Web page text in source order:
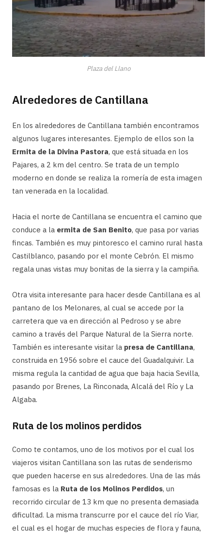
Plaza del Llano
Alrededores de Cantillana
En los alrededores de Cantillana también encontramos
algunos lugares interesantes. Ejemplo de ellos son la
Ermita de la Divina Pastora, que está situada en los
Pajares, a 2 km del centro. Se trata de un templo
moderno en donde se realiza la romería de esta imagen
tan venerada en la localidad.
Hacia el norte de Cantillana se encuentra el camino que
conduce a la ermita de San Benito, que pasa por varias
fincas. También es muy pintoresco el camino rural hasta
Castilblanco, pasando por el monte Cebrón. El mismo
regala unas vistas muy bonitas de la sierra y la campiña.
Otra visita interesante para hacer desde Cantillana es al
pantano de los Melonares, al cual se accede por la
carretera que va en dirección al Pedroso y se abre
camino a través del Parque Natural de la Sierra norte.
También es interesante visitar la presa de Cantillana,
construida en 1956 sobre el cauce del Guadalquivir. La
misma regula la cantidad de agua que baja hacia Sevilla,
pasando por Brenes, La Rinconada, Alcalá del Río y La
Algaba.
Ruta de los molinos perdidos
Como te contamos, uno de los motivos por el cual los
viajeros visitan Cantillana son las rutas de senderismo
que pueden hacerse en sus alrededores. Una de las más
famosas es la Ruta de los Molinos Perdidos, un
recorrido circular de 13 km que no presenta demasiada
dificultad. La misma transcurre por el cauce del río Viar,
el cual es el hogar de muchas especies de flora y fauna,